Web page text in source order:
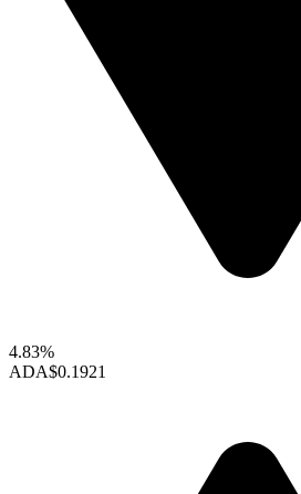
4.83%
ADA$0.1921